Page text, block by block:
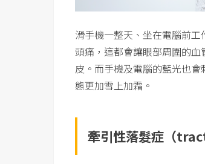
滑手機一整天、坐在電腦前
頭痛，這都會讓眼部周圍的
皮。而手機及電腦的藍光也
態更加雪上加霜。
牽引性落髮症（